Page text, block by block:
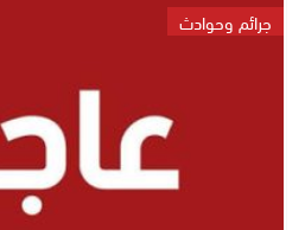
جرائم وحوادث